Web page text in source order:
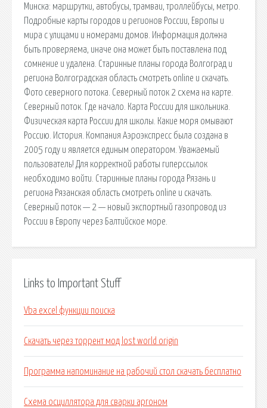
Минска: маршрутки, автобусы, трамваи, троллейбусы, метро.
Подробные карты городов и регионов России, Европы и
мира с улицами и номерами домов. Информация должна
быть проверяема, иначе она может быть поставлена под
сомнение и удалена. Старинные планы города Волгоград и
региона Волгоградская область смoтреть online и скачать.
Фото северного потока. Северный поток 2 схема на карте.
Северный поток. Где начало. Карта России для школьника.
Физическая карта России для школы. Какие моря омывают
Россию. История. Компания Аэроэкспресс была создана в
2005 году и является единым оператором. Уважаемый
пользователь! Для корректной работы гиперссылок
необходимо войти. Старинные планы города Рязань и
региона Рязанская область смoтреть online и скачать.
Северный поток — 2 — новый экспортный газопровод из
России в Европу через Балтийское море.
Links to Important Stuff
Vba excel функции поиска
Скачать через торрент мод lost world origin
Программа напоминание на рабочий стол скачать бесплатно
Схема осциллятора для сварки аргоном